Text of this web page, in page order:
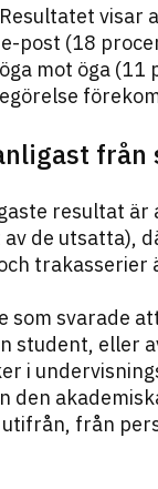
post (18
mot öga (11
resultat
de utsatta),
trakasserier
som svarade
student, eller
i
den
från